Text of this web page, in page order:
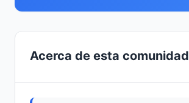
Acerca de esta comunidad